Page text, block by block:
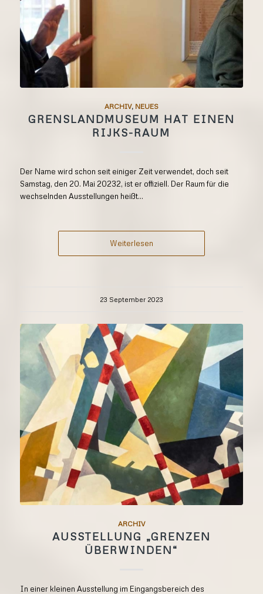
ARCHIV, NEUES
GRENSLANDMUSEUM HAT EINEN
RIJKS-RAUM
Der Name wird schon seit einiger Zeit verwendet, doch seit
Samstag, den 20. Mai 20232, ist er offiziell. Der Raum für die
wechselnden Ausstellungen heißt...
Weiterlesen
23 September 2023
ARCHIV
AUSSTELLUNG „GRENZEN
ÜBERWINDEN“
In einer kleinen Ausstellung im Eingangsbereich des